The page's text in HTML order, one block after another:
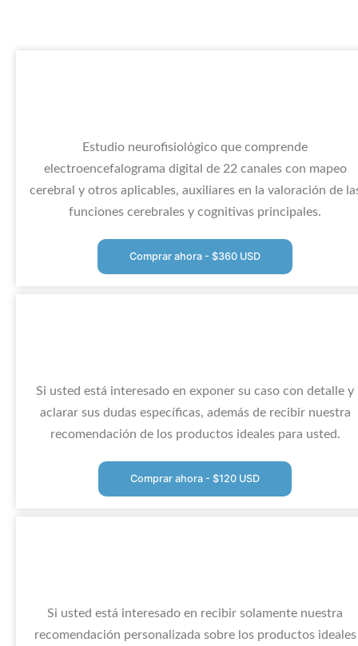
Estudio neurofisiológico que comprende
electroencefalograma digital de 22 canales con mapeo
cerebral y otros aplicables, auxiliares en la valoración de
funciones cerebrales y cognitivas principales.
Comprar ahora - $360 USD
Si usted está interesado en exponer su caso con detalle y
aclarar sus dudas específicas, además de recibir nuestra
recomendación de los productos ideales para usted.
Comprar ahora - $120 USD
Si usted está interesado en recibir solamente nuestra
recomendación personalizada sobre los productos ideales